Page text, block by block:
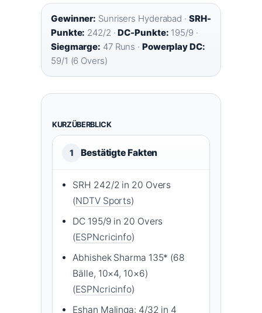
Gewinner: Sunrisers Hyderabad · SRH-
Punkte: 242/2 ·DC-Punkte: 195/9 ·
Siegmarge: 47 Runs · Powerplay DC:
59/1 (6 Overs)
KURZÜBERBLICK
1 Bestätigte Fakten
SRH 242/2 in 20 Overs
(NDTV Sports)
DC 195/9 in 20 Overs
(ESPNcricinfo)
Abhishek Sharma 135* (68
Bälle, 10×4, 10×6)
(ESPNcricinfo)
Eshan Malinga: 4/32 in 4